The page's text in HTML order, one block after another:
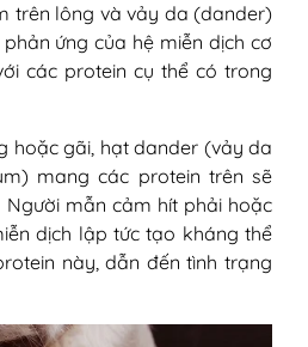
trên lông và vảy da (dander)
ứng của hệ miễn dịch cơ
các protein cụ thể có trong
hoặc gãi, hạt dander (vảy da
mang các protein trên sẽ
mẫn cảm hít phải hoặc
dịch lập tức tạo kháng thể
này, dẫn đến tình trạng